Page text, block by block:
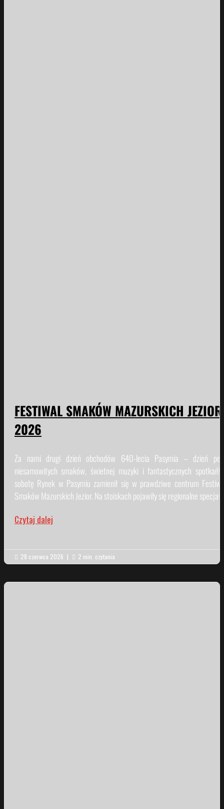
FESTIWAL SMAKÓW MAZURSKICH JEZIOR
2026
Za nami drugi dzień obchodów 640-lecia Pasymia – dzień
niesamowitych smaków, świetnej muzyki i fantastycznych spotkań!
sobotę Rynek w Pasymiu zamienił się w prawdziwe centrum
Smaków Mazurskich Jezior. Na stoiskach pojawiły się regionalne
Czytaj dalej
 28 czerwca 2026 |  2 min. czytania